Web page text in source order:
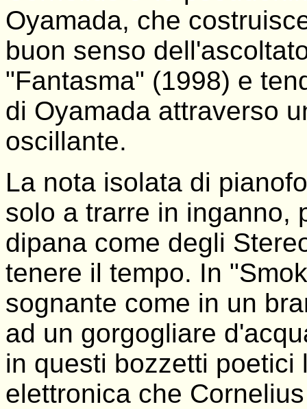
Oyamada, che
buon senso
"Fantasma" (1998) e
di Oyamada attraverso
oscillante.
La nota isolata di
solo a trarre in inganno,
dipana come degli
tenere il tempo. In
sognante come in un
ad un gorgogliare
in questi bozzetti
elettronica che